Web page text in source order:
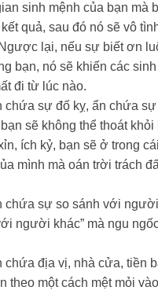
sinh mệnh của bạn mà
quả, sau đó nó sẽ vô
lại, nếu sự biết ơn
bạn, nó sẽ khiến các
đi từ lúc nào.
chứa sự đố kỵ, ẩn chứa
sẽ không thể thoát
ích kỷ, bạn sẽ ở trong
mình mà oán trời trách
chứa sự so sánh với
người khác” mà ngu
chứa địa vị, nhà cửa, tiền
theo một cách mệt mỏi